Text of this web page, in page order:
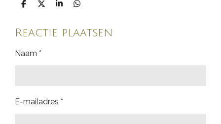
D
e
n
D
l
S
D
e
n
Reactie plaatsen
Naam *
E-mailadres *